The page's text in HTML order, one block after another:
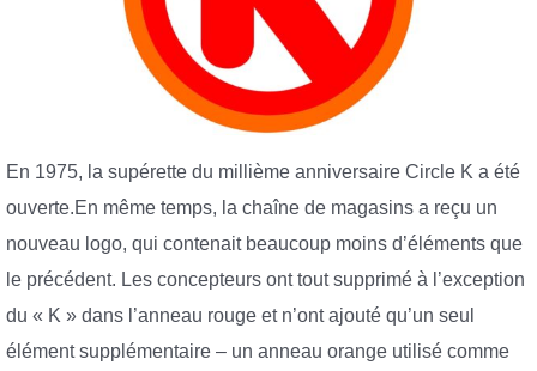
En 1975, la supérette du millième anniversaire Circle K a été
ouverte.En même temps, la chaîne de magasins a reçu un
nouveau logo, qui contenait beaucoup moins d’éléments que
le précédent. Les concepteurs ont tout supprimé à l’exception
du « K » dans l’anneau rouge et n’ont ajouté qu’un seul
élément supplémentaire – un anneau orange utilisé comme